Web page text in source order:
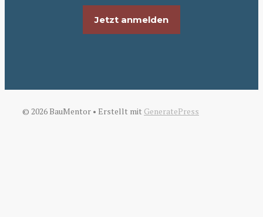
Jetzt anmelden
© 2026 BauMentor • Erstellt mit GeneratePress